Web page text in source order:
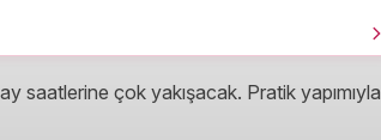
saatlerine çok yakışacak. Pratik yapımıyla